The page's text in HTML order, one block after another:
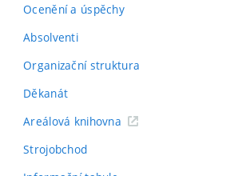
Ocenění a úspěchy
Absolventi
Organizační struktura
Děkanát
Areálová knihovna
Strojobchod